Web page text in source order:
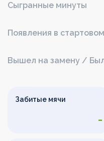
Сыгранные минуты
Появления в
Вышел на замену /
Забитые мячи
-